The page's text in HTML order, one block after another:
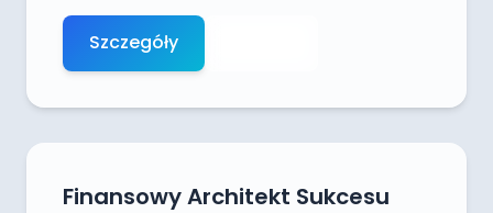
Szczegóły
Finansowy Architekt Sukcesu